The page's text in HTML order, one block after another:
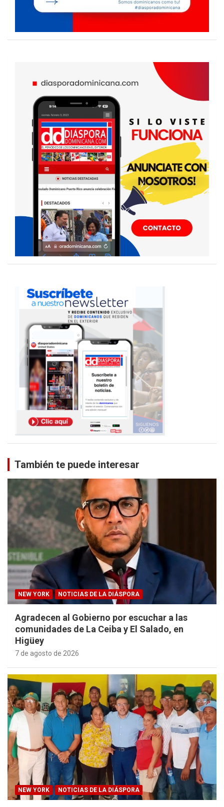
También te puede interesar
NEW YORK NOTICIAS DE LA DIÁSPORA
Agradecen al Gobierno por escuchar a las
comunidades de La Ceiba y El Salado, en
Higüey
7 de agosto de 2026
NEW YORK NOTICIAS DE LA DIÁSPORA